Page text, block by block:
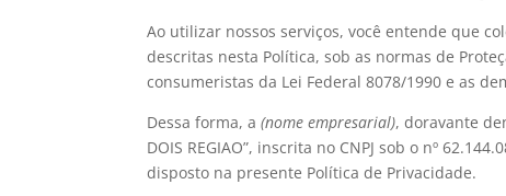
Ao utilizar nossos serviços, você entende que
descritas nesta Política, sob as normas de
consumeristas da Lei Federal 8078/1990 e as
Dessa forma, a(nome empresarial), doravante
DOIS REGIAO”, inscrita no CNPJ sob o nº
disposto na presente Política de Privacidade.